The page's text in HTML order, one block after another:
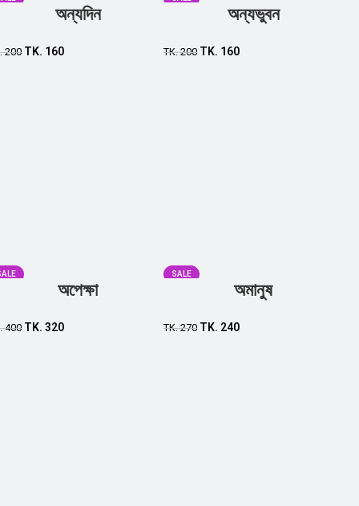
অন্যদিন
200 TK. 160
অন্যভুবন
TK.200 TK. 160
অপেক্ষা
400 TK. 320
SALE
অমানুষ
TK.270 TK. 240